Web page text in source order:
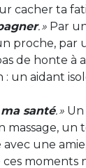
cacher ta
. » Par
proche, par
de honte à
: un aidant
ma santé. »
massage, un
une
moments